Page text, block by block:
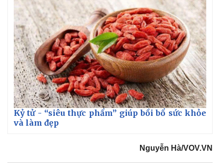
Kỷ tử - “siêu thực phẩm” giúp bồi bổ sức khỏe
và làm đẹp
Nguyễn Hà/VOV.VN